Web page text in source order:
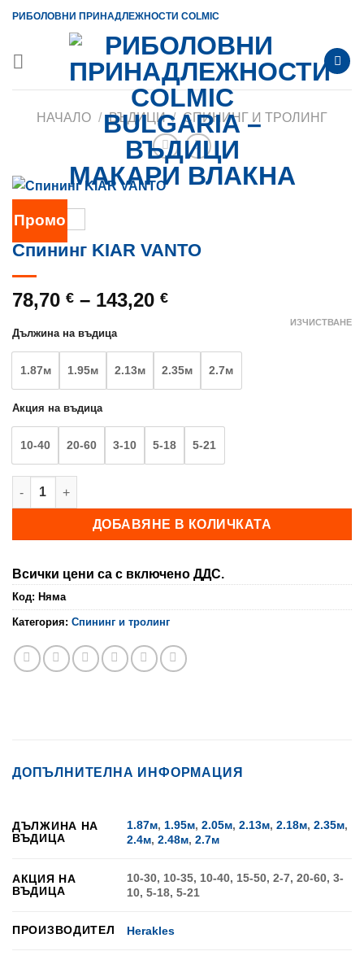
SkipРИБОЛОВНИ ПРИНАДЛЕЖНОСТИ COLMIC
НАЧАЛО / ВЪДИЦИ / СПИНИНГ И ТРОЛИНГ
Промо
Спининг KIAR VANTO
78,70 € – 143,20 €Price
through
143,20 €
Дължина на въдица
1.87м 1.95м 2.13м 2.35м 2.7м
Акция на въдица
10-40 20-60 3-10 5-18 5-21
ИЗЧИСТВАНЕ
количество за Спининг KIAR VANTO
ДОБАВЯНЕ В КОЛИЧКАТА
Всички цени са с включено ДДС.
Код: Няма
Категория: Спининг и тролинг
ДОПЪЛНИТЕЛНА ИНФОРМАЦИЯ
ДЪЛЖИНА НА
ВЪДИЦА
1.87м,1.95м,2.05м,2.13м,2.18м,2.35м,
2.4м,2.48м,2.7м
АКЦИЯ НА
ВЪДИЦА
10-30, 10-35, 10-40, 15-50, 2-7, 20-60, 3-
10, 5-18, 5-21
ПРОИЗВОДИТЕЛ Herakles